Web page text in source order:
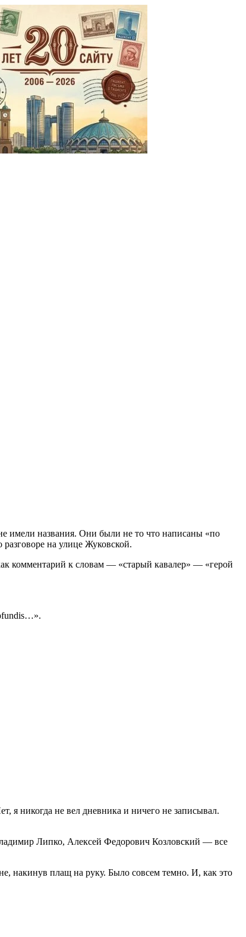
имели названия. Они были не то что написаны «по
на улице Жуковской.
комментарий к словам — «старый кавалер» — «герой
я никогда не вел дневника и ничего не записывал.
Липко, Алексей Федорович Козловский — все
накинув плащ на руку. Было совсем темно. И, как это